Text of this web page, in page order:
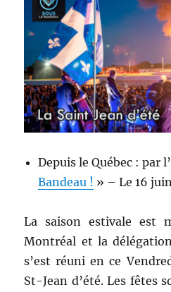
Depuis le Québec : par
Bandeau ! » – Le 16
La saison estivale est
Montréal et la
s’est réuni en ce
St-Jean d’été. Les fêtes